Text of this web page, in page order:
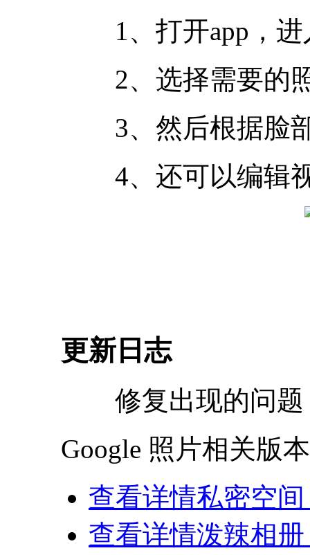
1、打开app，进
2、选择需要的
3、然后根据脸
4、还可以编辑视
更新日志
修复出现的问题
Google 照片相关版本
查看详情私密空间
查看详情泼辣相册